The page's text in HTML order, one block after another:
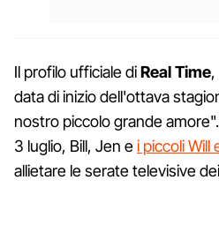
Il profilo ufficiale diReal Time
data di inizio dell'ottava
nostro piccolo grande
3 luglio, Bill, Jen ei piccoli Will
allietare le serate televisive